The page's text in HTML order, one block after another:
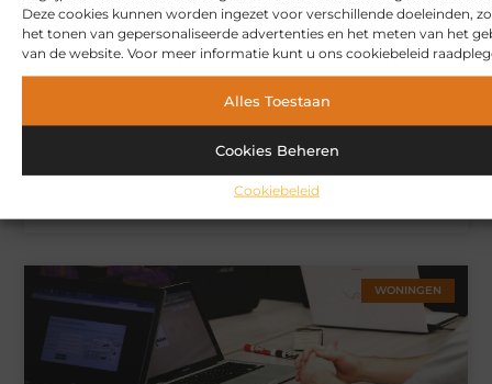
Deze cookies kunnen worden ingezet voor verschillende doeleinden,
het tonen van gepersonaliseerde advertenties en het meten van het
van de website. Voor meer informatie kunt u ons cookiebeleid
Alles Toestaan
Cookies Beheren
Cookiebeleid
Hoe u een webshop laat bouwen die klaar is voor
WONINGEN